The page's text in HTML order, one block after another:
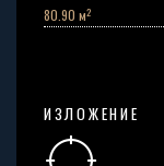
80.90 м2
ИЗЛОЖЕНИЕ